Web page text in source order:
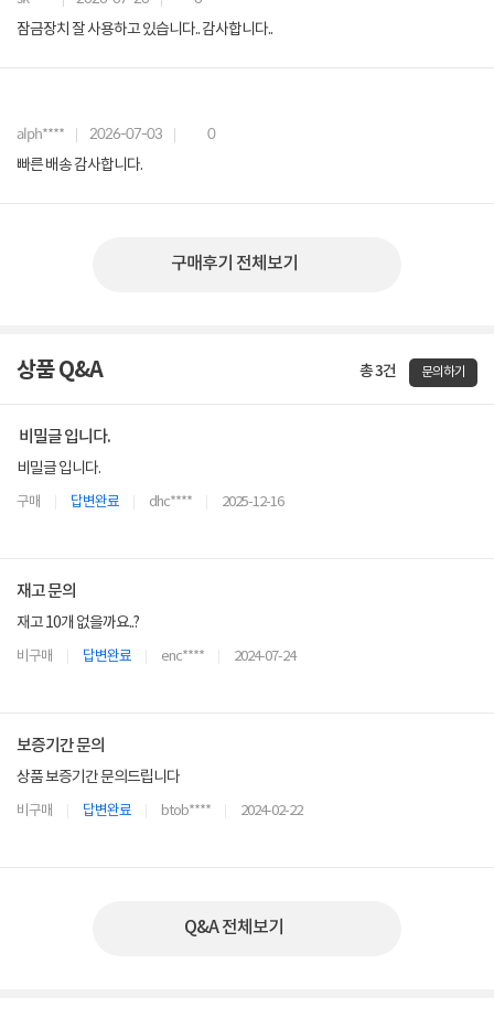
잠금장치 잘 사용하고 있습니다.. 감사합니다..
alph**** 2026-07-03 0
빠른 배송 감사합니다.
구매후기 전체보기
상품 Q&A 총 3건 문의하기
비밀글 입니다.
비밀글 입니다.
구매 답변완료 dhc**** 2025-12-16
재고 문의
재고 10개 없을까요..?
비구매 답변완료 enc**** 2024-07-24
보증기간 문의
상품 보증기간 문의드립니다
비구매 답변완료 btob**** 2024-02-22
Q&A 전체보기